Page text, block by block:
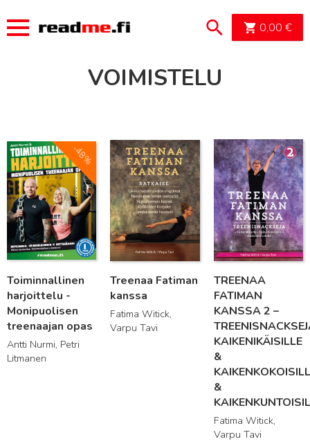
0,00 €
VOIMISTELU
-48%
Toiminnallinen
harjoittelu -
Monipuolisen
treenaajan opas
Antti Nurmi, Petri
Litmanen
Lue lisää
Treenaa Fatiman
kanssa
Fatima Witick,
Varpu Tavi
Lue lisää
TREENAA
FATIMAN
KANSSA 2 –
KAIKENIKÄISILLE
&
&
Fatima Witick,
Varpu Tavi
Lue lisää